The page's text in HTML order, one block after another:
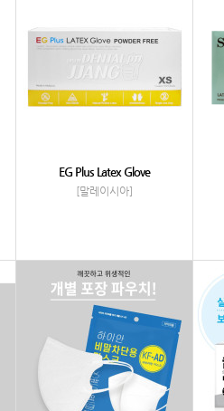
EG Plus Latex Glove
[말레이시아]